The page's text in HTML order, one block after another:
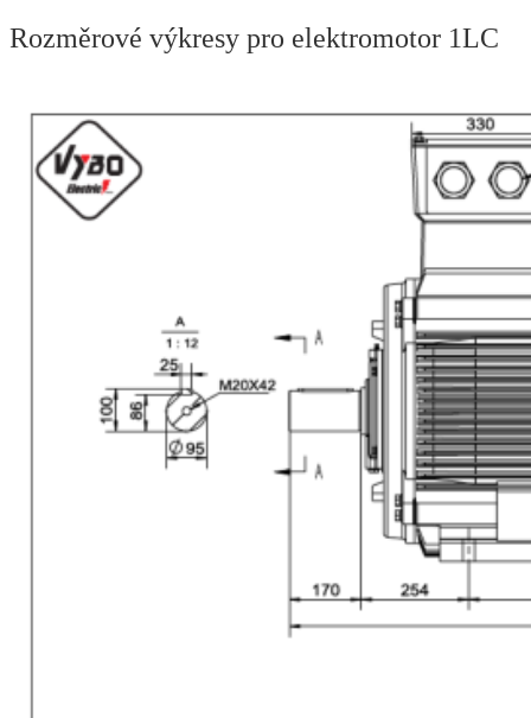
Rozměrové výkresy pro elektromotor 1LC